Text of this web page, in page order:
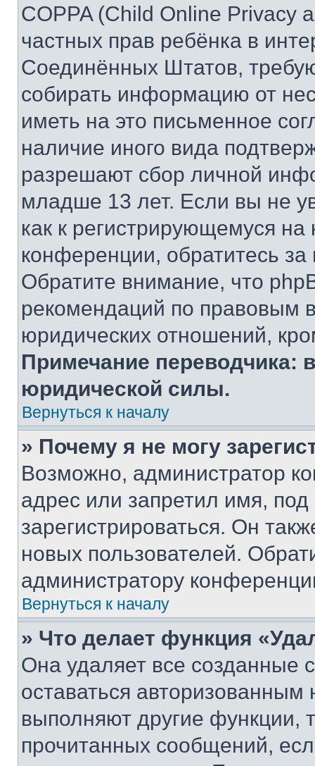
COPPA (Child Online Privacy
частных прав ребёнка в
Соединённых Штатов,
собирать информацию от
иметь на это письменное
наличие иного вида
разрешают сбор личной
младше 13 лет. Если вы не
как к регистрирующемуся
конференции, обратитесь
Обратите внимание, что
рекомендаций по правовым
юридических отношений,
Примечание переводчика:
юридической силы.
Вернуться к началу
» Почему я не могу
Возможно, администратор
адрес или запретил имя,
зарегистрироваться. Он
новых пользователей.
администратору
Вернуться к началу
» Что делает функция
Она удаляет все созданные
оставаться
выполняют другие функции,
прочитанных сообщений,